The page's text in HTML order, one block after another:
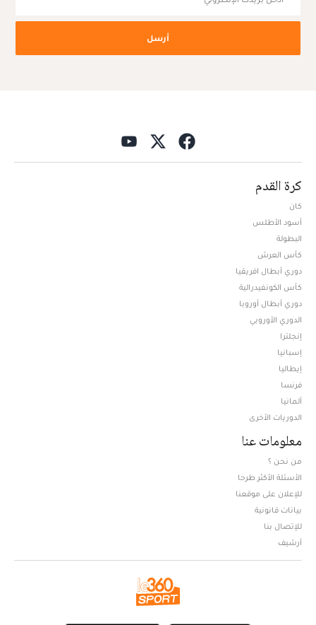
أرسل
كرة القدم
كان
أسود الأطلس
البطولة
كأس العرش
دوري أبطال افريقيا
كأس الكونفيدرالية
دوري أبطال أوروبا
الدوري الأوروبي
إنجلترا
إسبانيا
إيطاليا
فرنسا
ألمانيا
الدوريات الأخرى
معلومات عنا
من نحن ؟
الأسئلة الأكثر طرحا
للإعلان على موقعنا
بيانات قانونية
للإتصال بنا
أرشيف